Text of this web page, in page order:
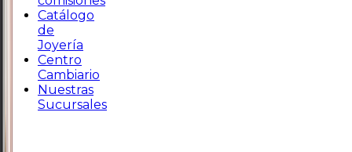
Catálogo
de
Joyería
Centro
Cambiario
Nuestras
Sucursales